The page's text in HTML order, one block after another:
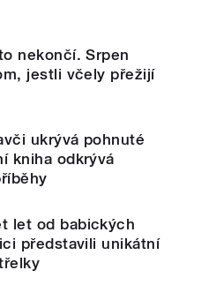
nekončí. Srpen
jestli včely přežijí
ukrývá pohnuté
kniha odkrývá
let od babických
představili unikátní